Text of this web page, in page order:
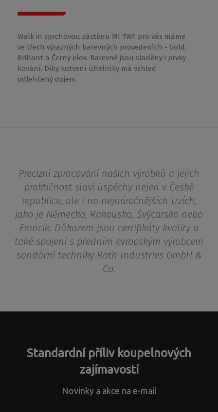
Walk in sprchovou zástěnu MI TWF pro vás máme
ve třech výrazných barevných provedeních - Gold,
Brillant a Černý elox. Barevně jsou sladěny i prvky
kování. Díky kotvení úhelníky má vzhled
odlehčený dojem.
Precizní zpracování našich výrobků a jejich
praktičnost slaví úspěchy nejen v České
republice, ale i na nejnáročnějších trzích,
jako je Německo, Rakousko, Švýcarsko nebo
Francie. Důkazem jsou certifikáty kvality a
také spojení s předním evropským výrobcem
sanitární techniky Roth Industries GmbH &
Co.
Standardní příliv koupelnových
zajímavostí
Novinky a akce na e-mail